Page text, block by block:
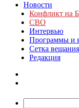
Новости
Конфликт на
СВО
Интервью
Программы и
Сетка вещания
Редакция